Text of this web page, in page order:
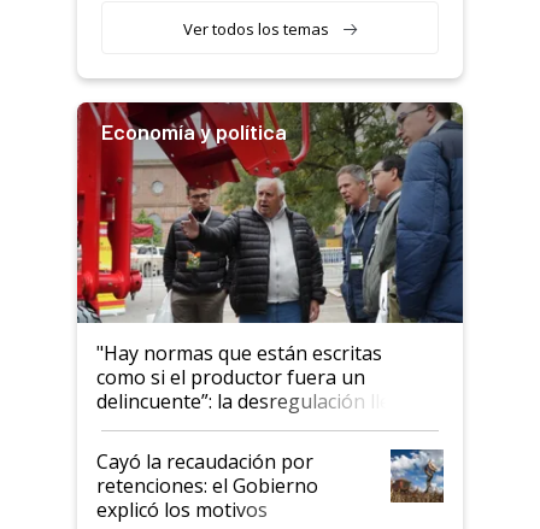
Ver todos los temas
Economía y política
"Hay normas que están escritas
como si el productor fuera un
delincuente”: la desregulación llegó
al Congreso Aapresid y hasta se
habló del financiamiento al IPCVA
Cayó la recaudación por
retenciones: el Gobierno
explicó los motivos